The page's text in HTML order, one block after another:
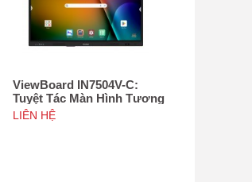
ViewBoard IN7504V-C:
Tuyệt Tác Màn Hình Tương
Tác 75", Tích hợp camera
4K độ phân giải 50MP, NFC
LIÊN HỆ